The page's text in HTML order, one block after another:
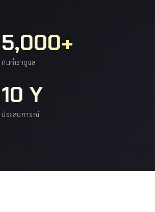
5,000+
คันที่เราดูแล
10 Y
ประสบการณ์